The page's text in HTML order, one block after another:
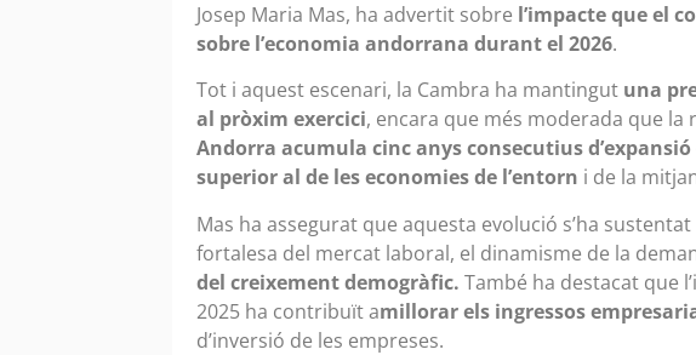
Josep Maria Mas, ha advertit sobre l’impacte que el
sobre l’economia andorrana durant el 2026.
Tot i aquest escenari, la Cambra ha mantingut una
al pròxim exercici, encara que més moderada que la
Andorra acumula cinc anys consecutius
superior al de les economies de l’entorn i de la
Mas ha assegurat que aquesta evolució s’ha sustentat
fortalesa del mercat laboral, el dinamisme de la
del creixement demogràfic. També ha destacat que
2025 ha contribuït amillorar els ingressos
d’inversió de les empreses.